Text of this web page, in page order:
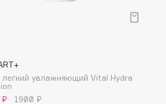
легкий увлажняющий Vital Нydra
₽
1900 ₽